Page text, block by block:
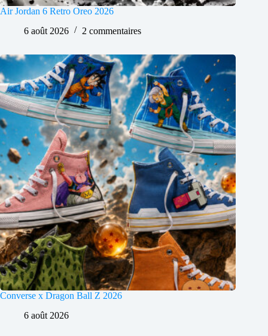
Air Jordan 6 Retro Oreo 2026
6 août 2026
2 commentaires
Converse x Dragon Ball Z 2026
6 août 2026